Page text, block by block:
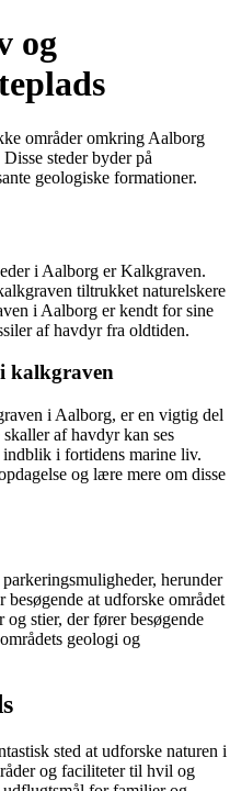
og
områder omkring Aalborg
steder byder på
geologiske formationer.
i Aalborg er Kalkgraven.
tiltrukket naturelskere
i Aalborg er kendt for sine
af havdyr fra oldtiden.
kalkgraven
i Aalborg, er en vigtig del
af havdyr kan ses
i fortidens marine liv.
og lære mere om disse
herunder
at udforske området
stier, der fører besøgende
geologi og
sted at udforske naturen i
og faciliteter til hvil og